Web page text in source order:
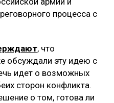
процесса с
, что
обсуждали эту идею с
идет о возможных
сторон конфликта.
о том, готова ли